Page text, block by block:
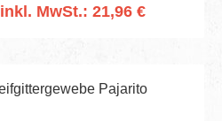
inkl. MwSt.: 21,96 €